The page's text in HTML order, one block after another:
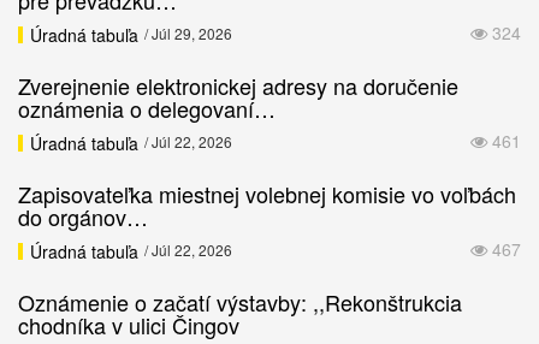
324
Úradná tabuľa / Júl 29, 2026
Zverejnenie elektronickej adresy na doručenie
oznámenia o delegovaní…
461
Úradná tabuľa / Júl 22, 2026
Zapisovateľka miestnej volebnej komisie vo voľbách
do orgánov…
467
Úradná tabuľa / Júl 22, 2026
Oznámenie o začatí výstavby: ,,Rekonštrukcia
chodníka v ulici Čingov